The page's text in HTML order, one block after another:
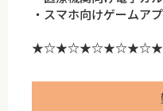
・スマホ向けゲームア